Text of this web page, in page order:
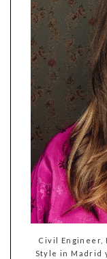
Civil Engineer,
Style in Madrid